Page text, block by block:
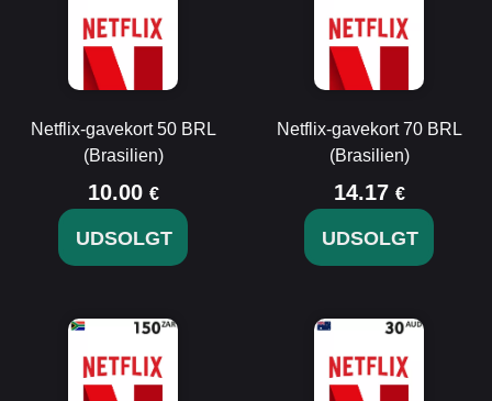
Netflix-gavekort 50 BRL
(Brasilien)
10.00 €
UDSOLGT
Netflix-gavekort 70 BRL
(Brasilien)
14.17 €
UDSOLGT